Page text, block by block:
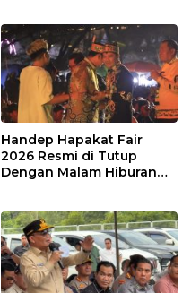
Handep Hapakat Fair
2026 Resmi di Tutup
Dengan Malam Hiburan